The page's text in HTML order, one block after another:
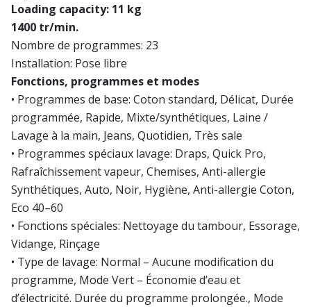
Loading capacity: 11 kg
1400 tr/min.
Nombre de programmes: 23
Installation: Pose libre
Fonctions, programmes et modes
• Programmes de base: Coton standard, Délicat, Durée
programmée, Rapide, Mixte/synthétiques, Laine /
Lavage à la main, Jeans, Quotidien, Très sale
• Programmes spéciaux lavage: Draps, Quick Pro,
Rafraîchissement vapeur, Chemises, Anti-allergie
Synthétiques, Auto, Noir, Hygiène, Anti-allergie Coton,
Eco 40–60
• Fonctions spéciales: Nettoyage du tambour, Essorage,
Vidange, Rinçage
• Type de lavage: Normal – Aucune modification du
programme, Mode Vert – Économie d’eau et
d’électricité. Durée du programme prolongée., Mode